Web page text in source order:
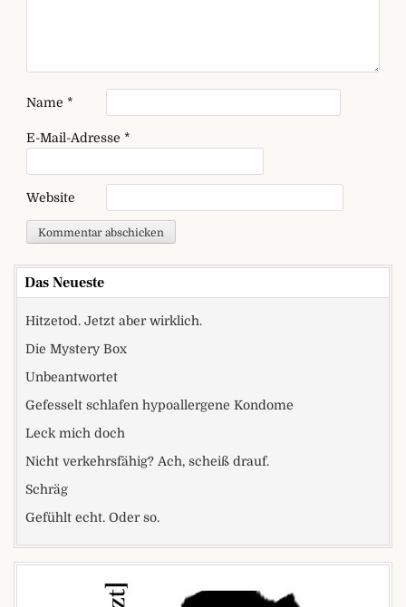
Name *
E-Mail-Adresse *
Website
Das Neueste
Hitzetod. Jetzt aber wirklich.
Die Mystery Box
Unbeantwortet
Gefesselt schlafen hypoallergene Kondome
Leck mich doch
Nicht verkehrsfähig? Ach, scheiß drauf.
Schräg
Gefühlt echt. Oder so.